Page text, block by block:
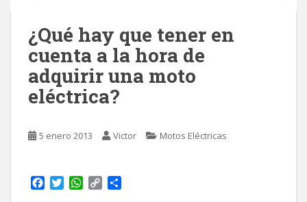
¿Qué hay que tener en
cuenta a la hora de
adquirir una moto
eléctrica?
5 enero 2013 Victor Motos Eléctricas
W